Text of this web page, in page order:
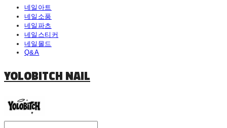
네일아트
네일소품
네일파츠
네일스티커
네일몰드
Q&A
YOLOBITCH NAIL